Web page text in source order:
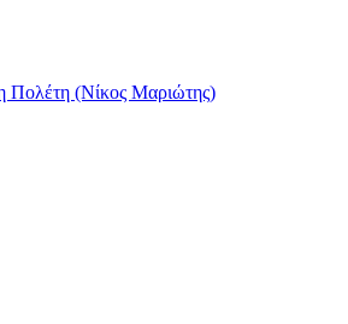
Πολέτη (Νίκος Μαριώτης)